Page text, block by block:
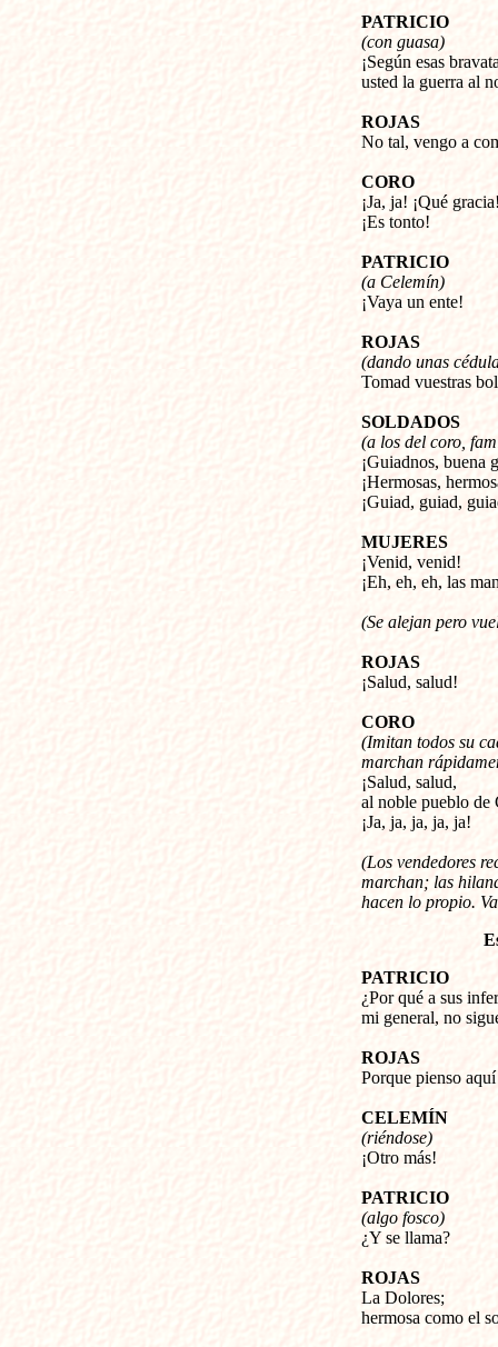
PATRICIO
(con guasa)
¡Según esas
usted la guerra al
ROJAS
No tal, vengo a
CORO
¡Ja, ja! ¡Qué
¡Es tonto!
PATRICIO
(a Celemín)
¡Vaya un ente!
ROJAS
(dando unas
Tomad vuestras
SOLDADOS
(a los del coro,
¡Guiadnos, buena
¡Hermosas,
¡Guiad, guiad,
MUJERES
¡Venid, venid!
¡Eh, eh, eh, las
(Se alejan pero
ROJAS
¡Salud, salud!
CORO
(Imitan todos su
marchan
¡Salud, salud,
al noble pueblo de
¡Ja, ja, ja, ja, ja!
(Los vendedores
marchan; las
hacen lo propio.
PATRICIO
¿Por qué a sus
mi general, no
ROJAS
Porque pienso
CELEMÍN
(riéndose)
¡Otro más!
PATRICIO
(algo fosco)
¿Y se llama?
ROJAS
La Dolores;
hermosa como el